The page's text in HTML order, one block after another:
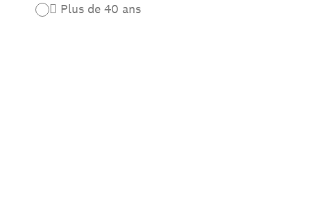
 Plus de 40 ans